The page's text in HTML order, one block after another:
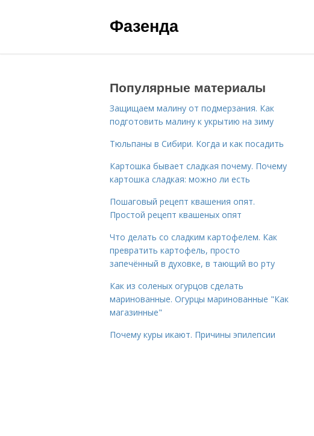
Фазенда
Популярные материалы
Защищаем малину от подмерзания. Как
подготовить малину к укрытию на зиму
Тюльпаны в Сибири. Когда и как посадить
Картошка бывает сладкая почему. Почему
картошка сладкая: можно ли есть
Пошаговый рецепт квашения опят.
Простой рецепт квашеных опят
Что делать со сладким картофелем. Как
превратить картофель, просто
запечённый в духовке, в тающий во рту
Как из соленых огурцов сделать
маринованные. Огурцы маринованные "Как
магазинные"
Почему куры икают. Причины эпилепсии